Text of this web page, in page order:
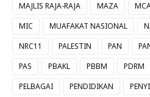
MAJLIS RAJA-RAJA
MAZA
MIC
MUAFAKAT NASIONAL
NRC11
PALESTIN PAN
PAS
PBAKL PBBM PDRM
PELBAGAI
PENDIDIKAN